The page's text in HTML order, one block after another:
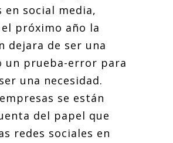
en social media,
próximo año la
dejara de ser una
un prueba-error para
una necesidad.
se están
del papel que
redes sociales en